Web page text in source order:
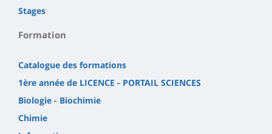
Stages
Formation
Catalogue des formations
1ère année de LICENCE - PORTAIL SCIENCES
Biologie - Biochimie
Chimie